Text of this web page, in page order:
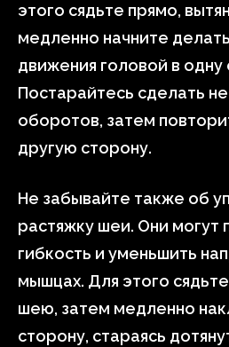
этого сядьте прямо,
медленно начните
движения головой в одну
Постарайтесь сделать
оборотов, затем
другую сторону.
Не забывайте также об
растяжку шеи. Они могут
гибкость и уменьшить
мышцах. Для этого
шею, затем медленно
сторону, стараясь